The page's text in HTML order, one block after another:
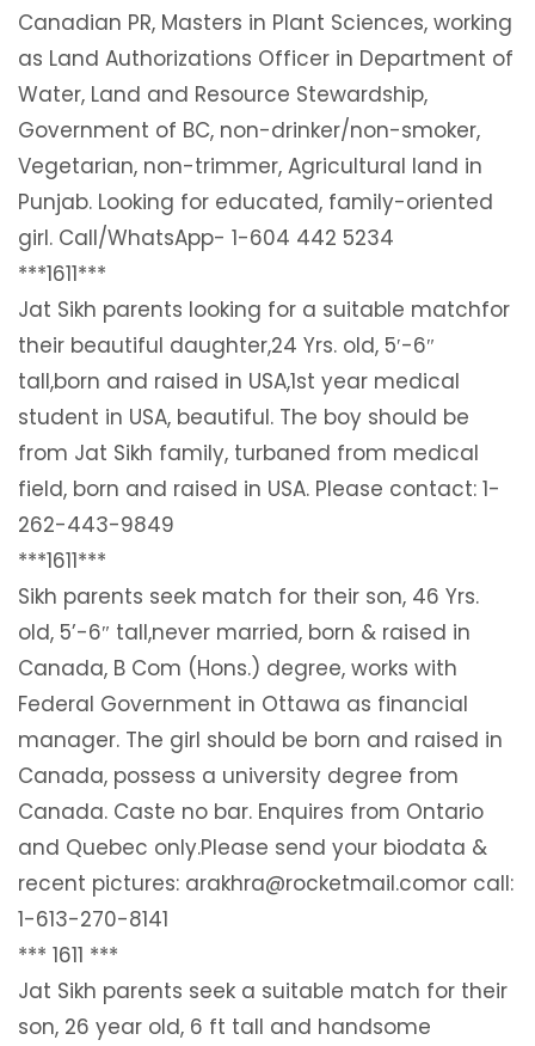
Canadian PR, Masters in Plant Sciences, working
as Land Authorizations Officer in Department of
Water, Land and Resource Stewardship,
Government of BC, non-drinker/non-smoker,
Vegetarian, non-trimmer, Agricultural land in
Punjab. Looking for educated, family-oriented
girl. Call/WhatsApp- 1-604 442 5234
***1611***
Jat Sikh parents looking for a suitable matchfor
their beautiful daughter,24 Yrs. old, 5′-6″
tall,born and raised in USA,1st year medical
student in USA, beautiful. The boy should be
from Jat Sikh family, turbaned from medical
field, born and raised in USA. Please contact: 1-
262-443-9849
***1611***
Sikh parents seek match for their son, 46 Yrs.
old, 5’-6″ tall,never married, born & raised in
Canada, B Com (Hons.) degree, works with
Federal Government in Ottawa as financial
manager. The girl should be born and raised in
Canada, possess a university degree from
Canada. Caste no bar. Enquires from Ontario
and Quebec only.Please send your biodata &
recent pictures: arakhra@rocketmail.comor call:
1-613-270-8141
*** 1611 ***
Jat Sikh parents seek a suitable match for their
son, 26 year old, 6 ft tall and handsome